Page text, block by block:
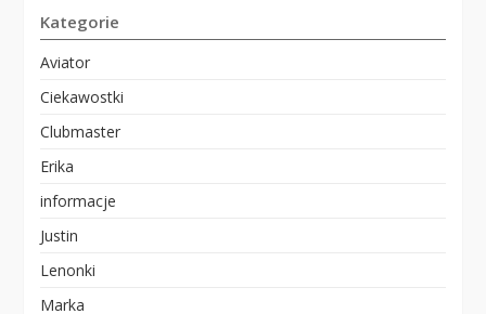
Kategorie
Aviator
Ciekawostki
Clubmaster
Erika
informacje
Justin
Lenonki
Marka